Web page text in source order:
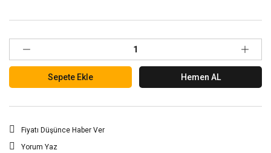
Sepete Ekle Hemen AL
Fiyatı Düşünce Haber Ver
Yorum Yaz